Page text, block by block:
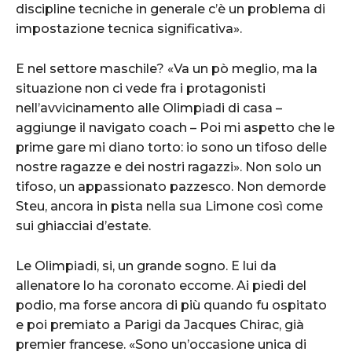
discipline tecniche in generale c’è un problema di
impostazione tecnica significativa».
E nel settore maschile? «Va un pò meglio, ma la
situazione non ci vede fra i protagonisti
nell’avvicinamento alle Olimpiadi di casa –
aggiunge il navigato coach – Poi mi aspetto che le
prime gare mi diano torto: io sono un tifoso delle
nostre ragazze e dei nostri ragazzi». Non solo un
tifoso, un appassionato pazzesco. Non demorde
Steu, ancora in pista nella sua Limone così come
sui ghiacciai d’estate.
Le Olimpiadi, si, un grande sogno. E lui da
allenatore lo ha coronato eccome. Ai piedi del
podio, ma forse ancora di più quando fu ospitato
e poi premiato a Parigi da Jacques Chirac, già
premier francese. «Sono un’occasione unica di